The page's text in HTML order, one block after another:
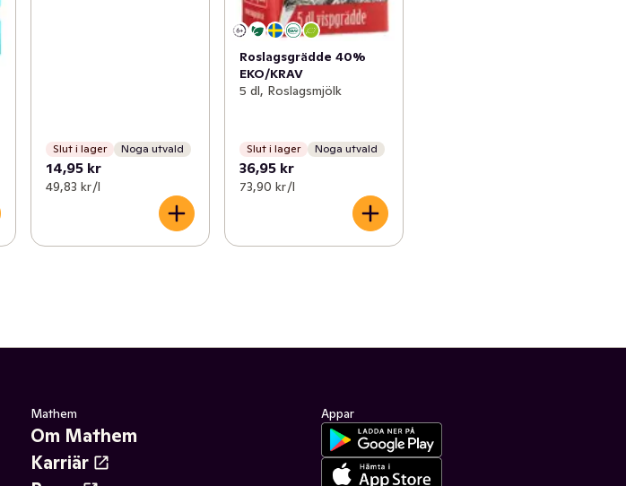
Slut i lager Noga utvald
14,95 kr
49,83 kr /l
Roslagsgrädde 40%
EKO/KRAV
5 dl, Roslagsmjölk
Slut i lager Noga utvald
36,95 kr
73,90 kr /l
Mathem
Om Mathem
Karriär
Appar